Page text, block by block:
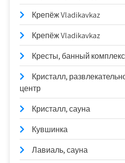
Крепёж Vladikavkaz
Крепёж Vladikavkaz
Кресты, банный комплекс
Кристалл,
центр
Кристалл, сауна
Кувшинка
Лавиаль, сауна